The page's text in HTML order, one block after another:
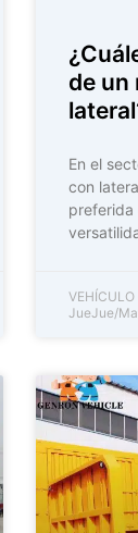
de un
En el
con
preferida
VEHÍCULO
JueJue/